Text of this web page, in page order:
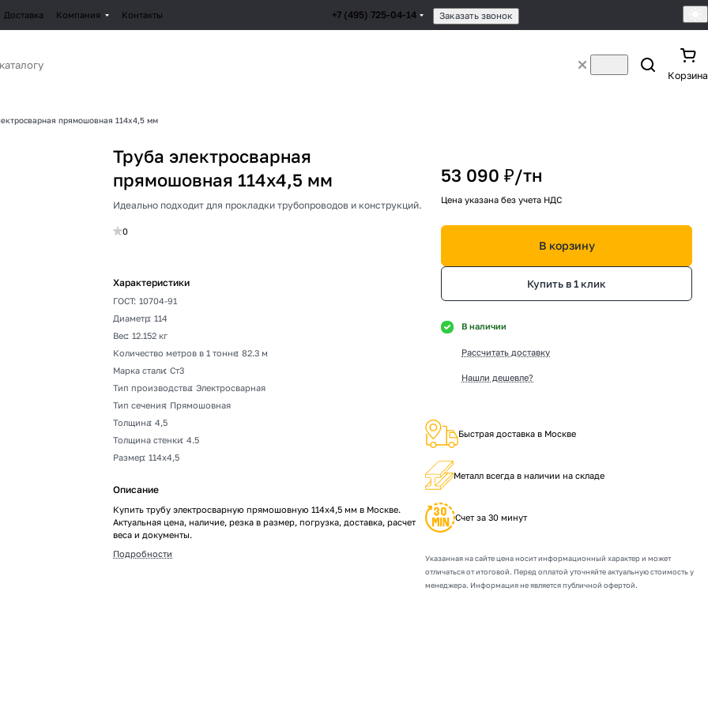
Доставка Компания Контакты +7 (495) 725-04-14 Заказать звонок
Корзина
прямошовная 114х4,5 мм
Труба электросварная
прямошовная 114х4,5 мм
Идеально подходит для прокладки трубопроводов и конструкций.
0
Характеристики
ГОСТ: 10704-91
Диаметр: 114
Вес: 12.152 кг
Количество метров в 1 тонне: 82.3 м
Марка стали: Ст3
Тип производства: Электросварная
Тип сечения: Прямошовная
Толщина: 4,5
Толщина стенки: 4.5
Размер: 114х4,5
Описание
Купить трубу электросварную прямошовную 114х4,5 мм в Москве.
Актуальная цена, наличие, резка в размер, погрузка, доставка, расчет
веса и документы.
Подробности
53 090 ₽/тн
Цена указана без учета НДС
В корзину
Купить в 1 клик
В наличии
Рассчитать доставку
Нашли дешевле?
Быстрая доставка в Москве
Металл всегда в наличии на складе
Счет за 30 минут
Указанная на сайте цена носит информационный характер и может
отличаться от итоговой. Перед оплатой уточняйте актуальную стоимость у
менеджера. Информация не является публичной офертой.